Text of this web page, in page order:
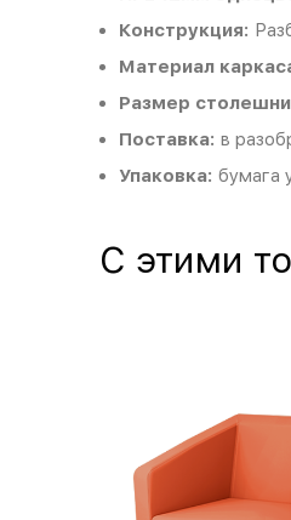
Конструкция:
Материал
Размер
Поставка: в
Упаковка: бумага
С этими